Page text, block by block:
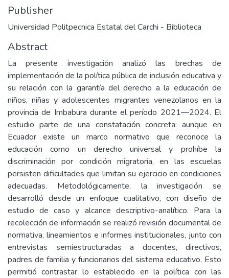
Publisher
Universidad Politpecnica Estatal del Carchi - Biblioteca
Abstract
La presente investigación analizó las brechas de
implementación de la política pública de inclusión educativa y
su relación con la garantía del derecho a la educación de
niños, niñas y adolescentes migrantes venezolanos en la
provincia de Imbabura durante el período 2021—2024. El
estudio parte de una constatación concreta: aunque en
Ecuador existe un marco normativo que reconoce la
educación como un derecho universal y prohíbe la
discriminación por condición migratoria, en las escuelas
persisten dificultades que limitan su ejercicio en condiciones
adecuadas. Metodológicamente, la investigación se
desarrolló desde un enfoque cualitativo, con diseño de
estudio de caso y alcance descriptivo-analítico. Para la
recolección de información se realizó revisión documental de
normativa, lineamientos e informes institucionales, junto con
entrevistas semiestructuradas a docentes, directivos,
padres de familia y funcionarios del sistema educativo. Esto
permitió contrastar lo establecido en la política con las